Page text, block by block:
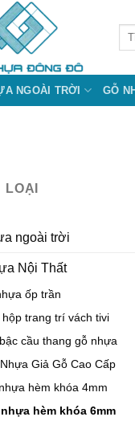
Tìm
NGOÀI TRỜI GỖ
LOẠI
ngoài trời
Nội Thất
ốp trần
hộp trang trí vách tivi
cầu thang gỗ nhựa
Giả Gỗ Cao Cấp
hèm khóa 4mm
hèm khóa 6mm